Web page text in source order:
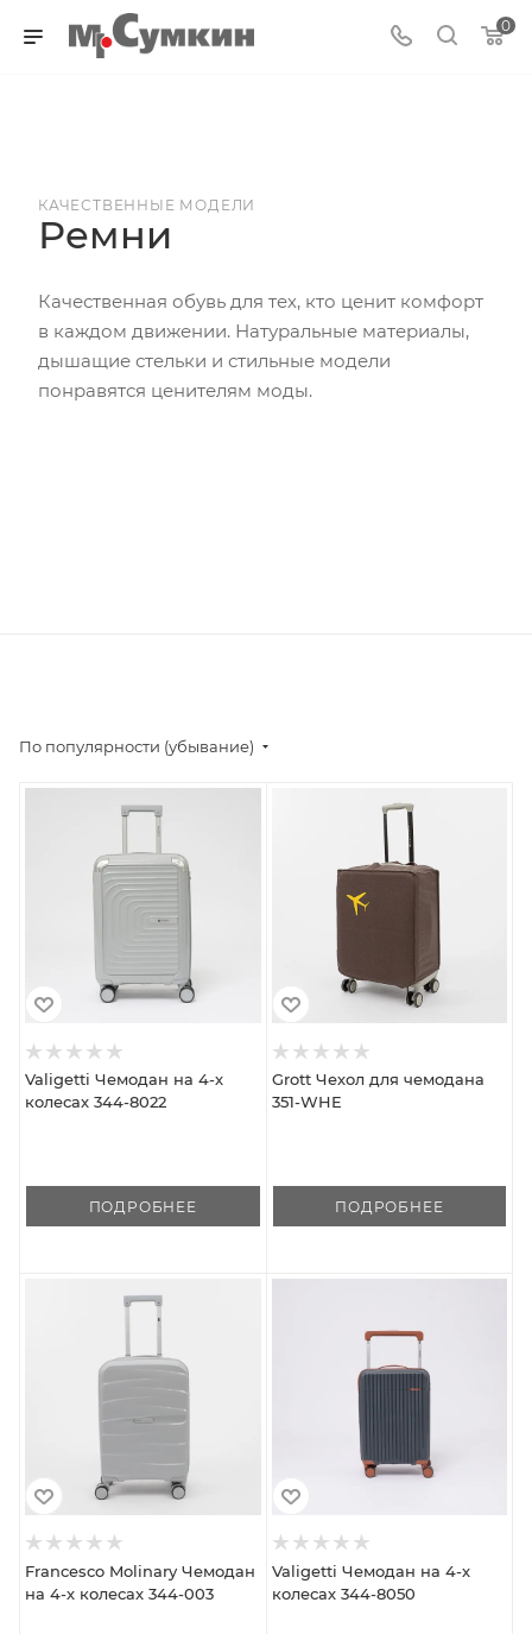
0
КАЧЕСТВЕННЫЕ МОДЕЛИ
Ремни
Качественная обувь для тех, кто ценит комфорт
в каждом движении. Натуральные материалы,
дышащие стельки и стильные модели
понравятся ценителям моды.
По популярности (убывание)
Valigetti Чемодан на 4-х
колесах 344-8022
ПОДРОБНЕЕ
Grott Чехол для чемодана
351-WHE
ПОДРОБНЕЕ
Francesco Molinary Чемодан
на 4-х колесах 344-003
Valigetti Чемодан на 4-х
колесах 344-8050